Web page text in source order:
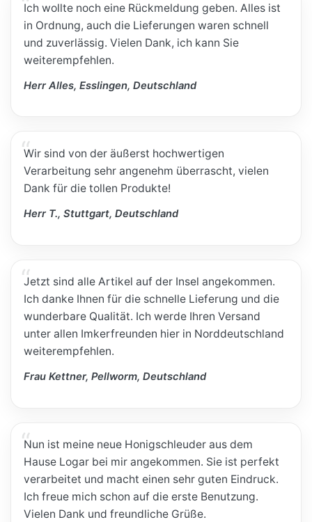
Ich wollte noch eine Rückmeldung geben. Alles ist
in Ordnung, auch die Lieferungen waren schnell
und zuverlässig. Vielen Dank, ich kann Sie
weiterempfehlen.
Herr Alles, Esslingen, Deutschland
Wir sind von der äußerst hochwertigen
Verarbeitung sehr angenehm überrascht, vielen
Dank für die tollen Produkte!
Herr T., Stuttgart, Deutschland
Jetzt sind alle Artikel auf der Insel angekommen.
Ich danke Ihnen für die schnelle Lieferung und die
wunderbare Qualität. Ich werde Ihren Versand
unter allen Imkerfreunden hier in Norddeutschland
weiterempfehlen.
Frau Kettner, Pellworm, Deutschland
Nun ist meine neue Honigschleuder aus dem
Hause Logar bei mir angekommen. Sie ist perfekt
verarbeitet und macht einen sehr guten Eindruck.
Ich freue mich schon auf die erste Benutzung.
Vielen Dank und freundliche Grüße.